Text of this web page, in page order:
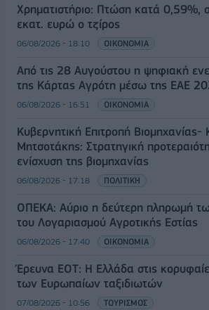
Χρηματιστήριο: Πτώση κατά 0,59%,
εκατ. ευρώ ο τζίρος
06/08/2026 - 18:10 ΟΙΚΟΝΟΜΙΑ
Από τις 28 Αυγούστου η ψηφιακή
της Κάρτας Αγρότη μέσω της ΕΑΕ
06/08/2026 - 16:51 ΟΙΚΟΝΟΜΙΑ
Κυβερνητική Επιτροπή Βιομηχανίας-
Μητσοτάκης: Στρατηγική
ενίσχυση της βιομηχανίας
06/08/2026 - 17:18 ΠΟΛΙΤΙΚΗ
ΟΠΕΚΑ: Αύριο η δεύτερη πληρωμή
του Λογαριασμού Αγροτικής Εστίας
06/08/2026 - 17:40 ΟΙΚΟΝΟΜΙΑ
Έρευνα ΕΟΤ: Η Ελλάδα στις
των Ευρωπαίων ταξιδιωτών
07/08/2026 - 10:56 ΤΟΥΡΙΣΜΟΣ